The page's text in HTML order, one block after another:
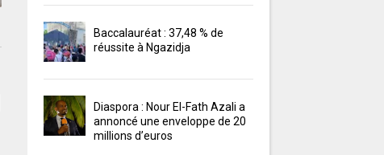
Baccalauréat : 37,48 % de
réussite à Ngazidja
Diaspora : Nour El-Fath Azali a
annoncé une enveloppe de 20
millions d’euros